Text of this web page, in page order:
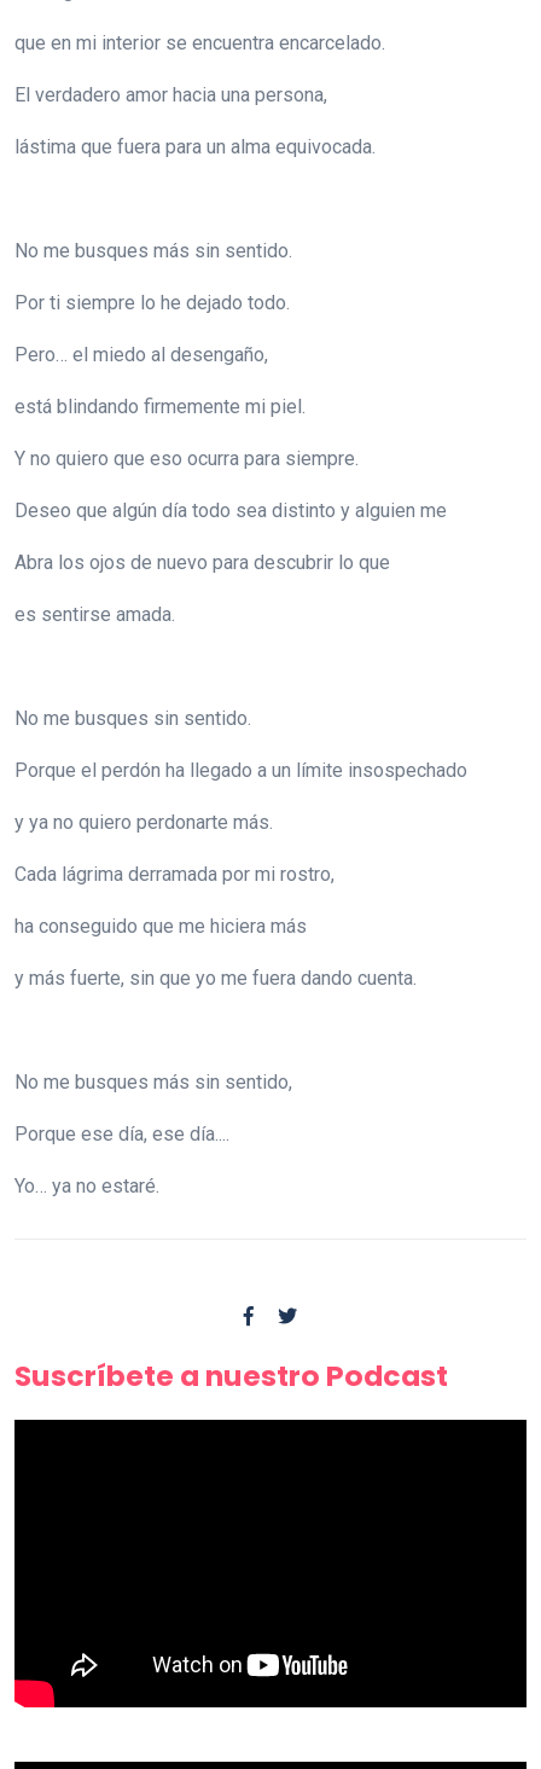
que en mi interior se encuentra encarcelado.
El verdadero amor hacia una persona,
lástima que fuera para un alma equivocada.
No me busques más sin sentido.
Por ti siempre lo he dejado todo.
Pero… el miedo al desengaño,
está blindando firmemente mi piel.
Y no quiero que eso ocurra para siempre.
Deseo que algún día todo sea distinto y alguien me
Abra los ojos de nuevo para descubrir lo que
es sentirse amada.
No me busques sin sentido.
Porque el perdón ha llegado a un límite insospechado
y ya no quiero perdonarte más.
Cada lágrima derramada por mi rostro,
ha conseguido que me hiciera más
y más fuerte, sin que yo me fuera dando cuenta.
No me busques más sin sentido,
Porque ese día, ese día....
Yo… ya no estaré.
Suscríbete a nuestro Podcast